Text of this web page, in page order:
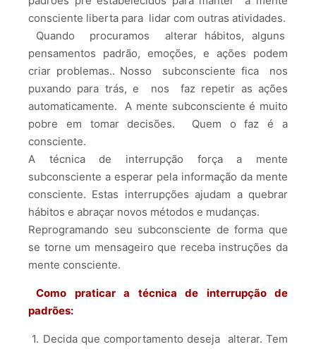
consciente liberta para lidar com outras atividades.
Quando procuramos alterar hábitos, alguns
pensamentos padrão, emoções, e ações podem
criar problemas.. Nosso subconsciente fica nos
puxando para trás, e nos faz repetir as ações
automaticamente. A mente subconsciente é muito
pobre em tomar decisões. Quem o faz é a
consciente.
A técnica de interrupção força a mente
subconsciente a esperar pela informação da mente
consciente. Estas interrupções ajudam a quebrar
hábitos e abraçar novos métodos e mudanças.
Reprogramando seu subconsciente de forma que
se torne um mensageiro que receba instruções da
mente consciente.
Como praticar a técnica de interrupção de
padrões:
1. Decida que comportamento deseja alterar. Tem